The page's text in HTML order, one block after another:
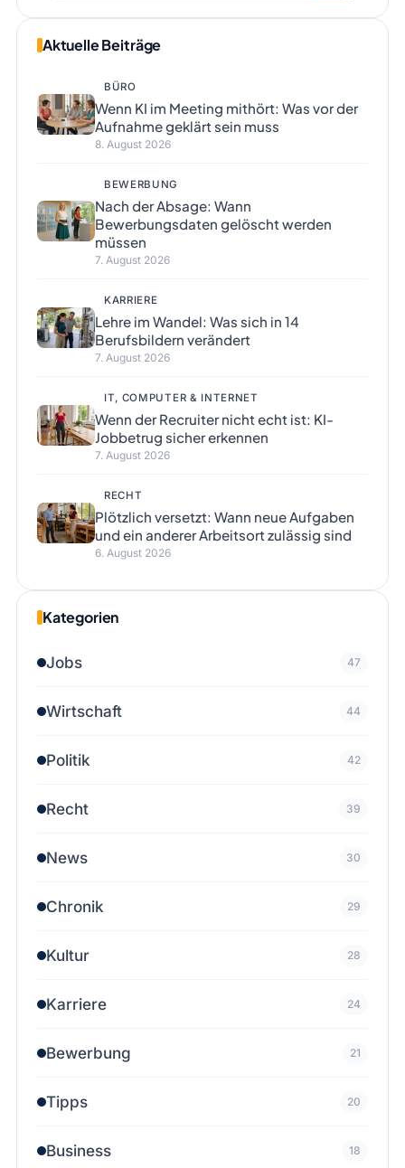
Aktuelle Beiträge
BÜRO
Wenn KI im Meeting mithört: Was vor der
Aufnahme geklärt sein muss
8. August 2026
BEWERBUNG
Nach der Absage: Wann
Bewerbungsdaten gelöscht werden
müssen
7. August 2026
KARRIERE
Lehre im Wandel: Was sich in 14
Berufsbildern verändert
7. August 2026
IT, COMPUTER & INTERNET
Wenn der Recruiter nicht echt ist: KI-
Jobbetrug sicher erkennen
7. August 2026
RECHT
Plötzlich versetzt: Wann neue Aufgaben
und ein anderer Arbeitsort zulässig sind
6. August 2026
Kategorien
Jobs 47
Wirtschaft 44
Politik 42
Recht 39
News 30
Chronik 29
Kultur 28
Karriere 24
Bewerbung 21
Tipps 20
Business 18